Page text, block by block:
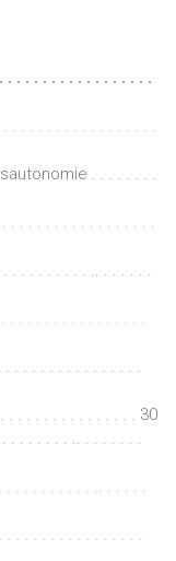
. . . . . . . . . . . . . . . .
. . . . . . . . . . . . . . . . .
. . . . . . . .
. . . . . . . . . . . . . . . .
. . . . . . . . . .. . . . . . .
. . . . . . . . . . . . . . . .
. . . . . . . . . . . . . . .
. . . . . . . . . . . . . . . 30
. . . . . . . .. . . . . . . .
. . . . . . . . . .. . . . . .
. . . . . . . . . . . . . . .